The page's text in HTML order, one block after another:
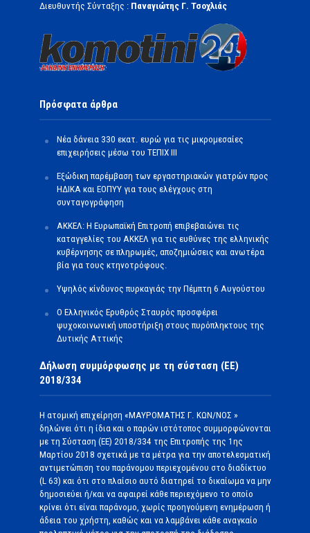
Διευθυντής Σύνταξης : Παναγιώτης Γ. Τσοχλιάς
Πρόσφατα άρθρα
Νέα δάνεια 330 εκατ. ευρώ για τις μικρομεσαίες
επιχειρήσεις μέσω του ΤΕΠΙΧ ΙΙΙ
Εξώδικη παρέμβαση των εργαστηριακών γιατρών προς
ΗΔΙΚΑ και ΕΟΠΥΥ για τους ελέγχους στη
συνταγογράφηση
ΑΚΚΕΛ: Η Ευρωπαϊκή Επιτροπή επιβεβαιώνει τις
καταγγελίες του ΑΚΚΕΛ για τις ευθύνες της ελληνικής
κυβέρνησης σε πληρωμές, αποζημιώσεις και ανωτέρα
βία για τους κτηνοτρόφους.
Υψηλός κίνδυνος πυρκαγιάς την Πέμπτη 6 Αυγούστου
Ο Ελληνικός Ερυθρός Σταυρός προσφέρει
ψυχοκοινωνική υποστήριξη στους πυρόπληκτους της
Δυτικής Αττικής
Δήλωση συμμόρφωσης με τη σύσταση (ΕΕ)
2018/334
Η ατομική επιχείρηση «ΜΑΥΡΟΜΑΤΗΣ Γ. ΚΩΝ/ΝΟΣ »
δηλώνει ότι η ίδια και ο παρών ιστότοπος συμμορφώνονται
με τη Σύσταση (ΕΕ) 2018/334 της Επιτροπής της 1ης
Μαρτίου 2018 σχετικά με τα μέτρα για την αποτελεσματική
αντιμετώπιση του παράνομου περιεχομένου στο διαδίκτυο
(L 63) και ότι στο πλαίσιο αυτό διατηρεί το δικαίωμα να μην
δημοσιεύει ή/και να αφαιρεί κάθε περιεχόμενο το οποίο
κρίνει ότι είναι παράνομο, χωρίς προηγούμενη ενημέρωση ή
άδεια του χρήστη, καθώς και να λαμβάνει κάθε αναγκαίο